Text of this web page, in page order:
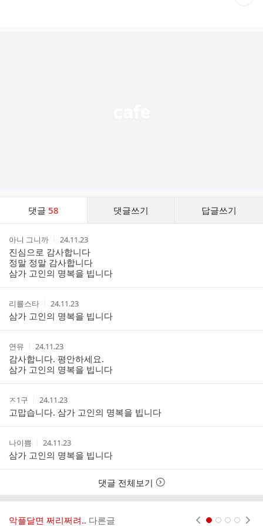
재
댓글 58 댓글쓰기 답글쓰기
작
성
자
아니 그니까
작
성
시
간
24.11.23
진심으로 감사합니다
정말 정말 감사합니다
삼가 고인의 명복을 빕니다
작
성
자
리를스타
작
성
시
간
24.11.23
삼가 고인의 명복을 빕니다
작
성
자
연유
작
성
시
간
24.11.23
감사합니다. 평안하세요.
삼가 고인의 명복을 빕니다
작
성
자
ㅈ1구
작
성
시
간
24.11.23
고맙습니다. 삼가 고인의 명복을 빕니다
작
성
자
나이쁨
작
성
시
간
24.11.23
삼가 고인의 명복을 빕니다
댓글 전체보기
악플달면 쩌리쩌려.. 다른글